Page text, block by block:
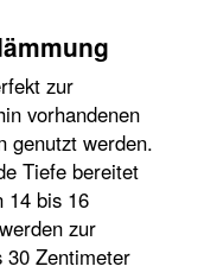
zur
vorhandenen
genutzt werden.
Tiefe bereitet
14 bis 16
zur
30 Zentimeter